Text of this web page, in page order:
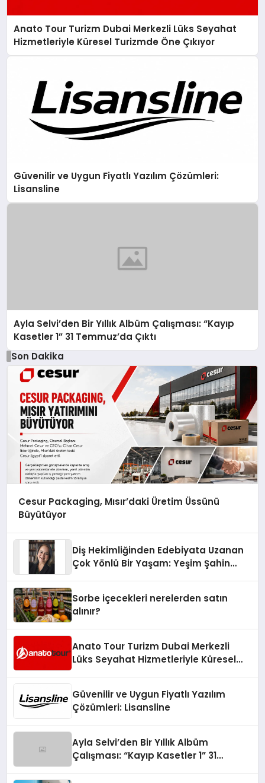
Anato Tour Turizm Dubai Merkezli Lüks Seyahat
Hizmetleriyle Küresel Turizmde Öne Çıkıyor
Güvenilir ve Uygun Fiyatlı Yazılım Çözümleri:
Lisansline
Ayla Selvi’den Bir Yıllık Albüm Çalışması: “Kayıp
Kasetler 1” 31 Temmuz’da Çıktı
Son Dakika
Cesur Packaging, Mısır’daki Üretim Üssünü
Büyütüyor
Diş Hekimliğinden Edebiyata Uzanan
Çok Yönlü Bir Yaşam: Yeşim Şahin
Sorbe içecekleri nerelerden satın
alınır?
Anato Tour Turizm Dubai Merkezli
Lüks Seyahat Hizmetleriyle Küresel
Güvenilir ve Uygun Fiyatlı Yazılım
Çözümleri: Lisansline
Ayla Selvi’den Bir Yıllık Albüm
Çalışması: “Kayıp Kasetler 1” 31